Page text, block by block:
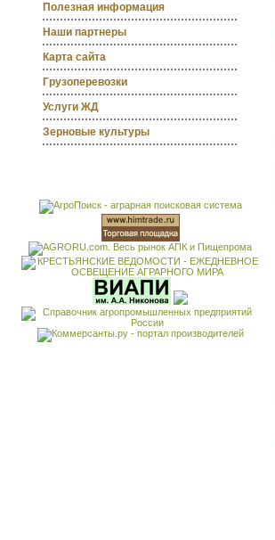
Полезная информация
Наши партнеры
Карта сайта
Грузоперевозки
Услуги ЖД
Зерновые культуры